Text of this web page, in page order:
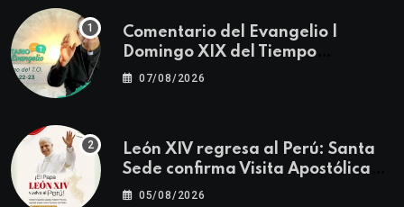
Comentario del Evangelio |
Domingo XIX del Tiempo
Ordinario | Mateo 14, 22-23
07/08/2026
León XIV regresa al Perú: Santa
Sede confirma Visita Apostólica
del 11 al 17 de noviembre
05/08/2026